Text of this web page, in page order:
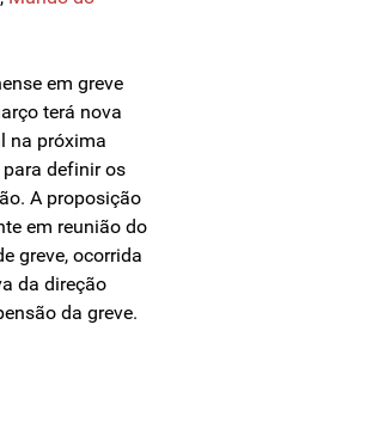
em greve
terá nova
na próxima
definir os
A proposição
em reunião do
greve, ocorrida
da direção
da greve.